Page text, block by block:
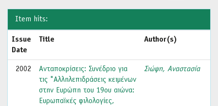
Item hits:
Issue
Date
Title Author(s)
2002
Ανταποκρίσεις: Συνέδριο για
τις "Αλληλεπιδράσεις κειμένων
στην Ευρώπη του 19ου αιώνα:
Ευρωπαϊκές φιλολογίες,
Σιώψη, Αναστασία